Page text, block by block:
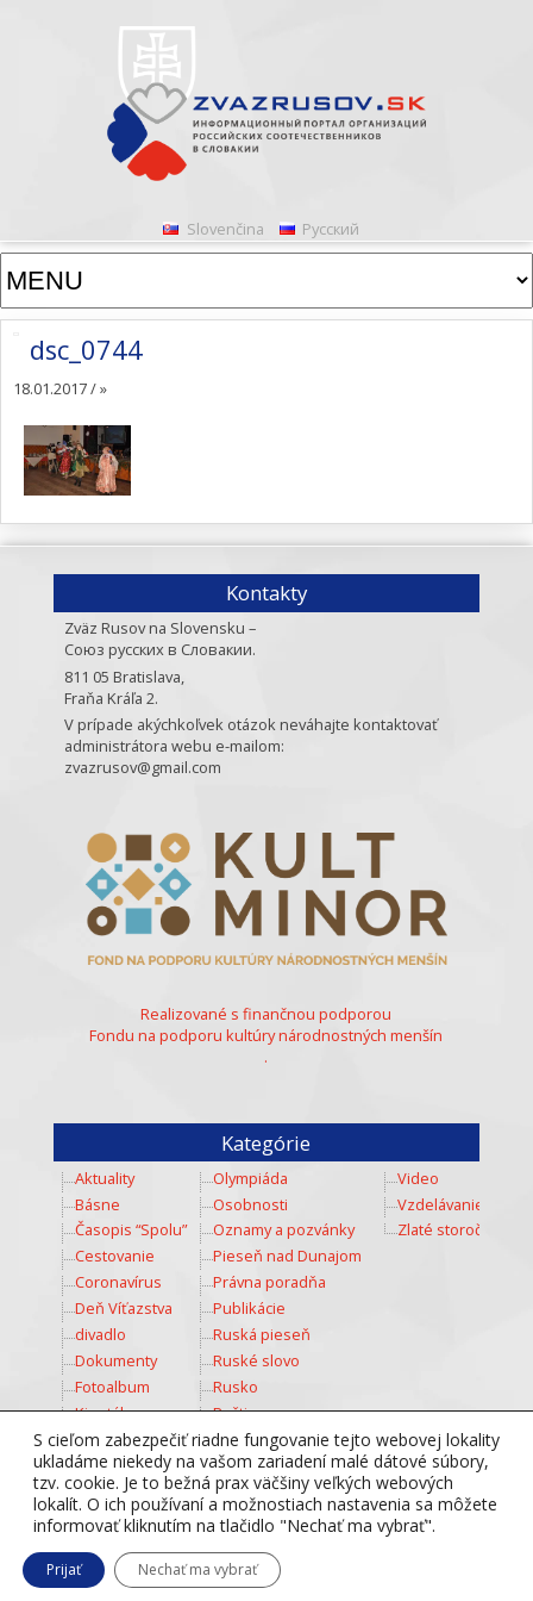
Slovenčina Русский
dsc_0744
18.01.2017 /»
S cieľom zabezpečiť riadne fungovanie tejto webovej lokality
ukladáme niekedy na vašom zariadení malé dátové súbory,
tzv. cookie. Je to bežná prax väčšiny veľkých webových
lokalít. O ich používaní a možnostiach nastavenia sa môžete
informovať kliknutím na tlačidlo "Nechať ma vybrať".
Prijať Nechať ma vybrať
Kontakty
Zväz Rusov na Slovensku –
Союз русских в Словакии.
811 05 Bratislava,
Fraňa Kráľa 2.
V prípade akýchkoľvek otázok neváhajte kontaktovať
administrátora webu e-mailom:
zvazrusov@gmail.com
Realizované s finančnou podporou
Fondu na podporu kultúry národnostných menšín
.
Kategórie
Aktuality
Básne
Časopis “Spolu”
Cestovanie
Coronavírus
Deň Víťazstva
divadlo
Dokumenty
Fotoalbum
Kinotábor
Kozmos
Kultúra
Mladež
Multimedia
Nesmrteľný pluk
Olympiáda
Osobnosti
Oznamy a pozvánky
Pieseň nad Dunajom
Právna poradňa
Publikácie
Ruská pieseň
Ruské slovo
Rusko
Ruština
Šport
Súťaž
Totálny diktát
Tradície
Video
Vzdelávanie
Zlaté storočie